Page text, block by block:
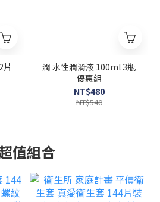
片
潤 水性潤滑液 100ml 3瓶
優惠組
NT$480
NT$540
值組合